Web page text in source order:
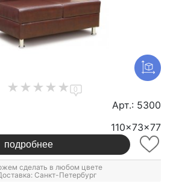
0
Арт.: 5300
110x73x77
подробнее
сделать в любом цвете
Санкт-Петербург